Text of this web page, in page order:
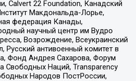
Calvert 22 Foundation, Канадский
Макдональда-Лорье,
федерация Канады,
научный центр им Вудро
Возрождение, Всеукраинский
Русский антивоенный комитет в
Фонд Андрея Сахарова, Форум
Свободных Наций, Transparеncy
Народов ПостРоссии,